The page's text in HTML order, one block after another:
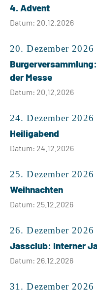
4. Advent
Datum: 20.12.2026
20. Dezember 2026
der Messe
Datum: 20.12.2026
24. Dezember 2026
Heiligabend
Datum: 24.12.2026
25. Dezember 2026
Weihnachten
Datum: 25.12.2026
26. Dezember 2026
Jassclub: Interner
Datum: 26.12.2026
31. Dezember 2026